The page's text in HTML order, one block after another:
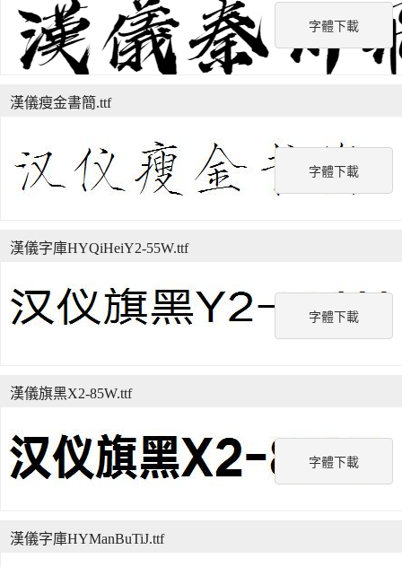
字體下載
字體下載
漢儀瘦金書簡.ttf
字體下載
漢儀字庫HYQiHeiY2-55W.ttf
字體下載
漢儀旗黑X2-85W.ttf
漢儀字庫HYManBuTiJ.ttf